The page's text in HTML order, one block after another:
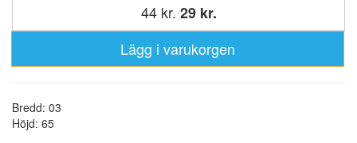
44 kr. 29 kr.
Lägg i varukorgen
Bredd: 03
Höjd: 65